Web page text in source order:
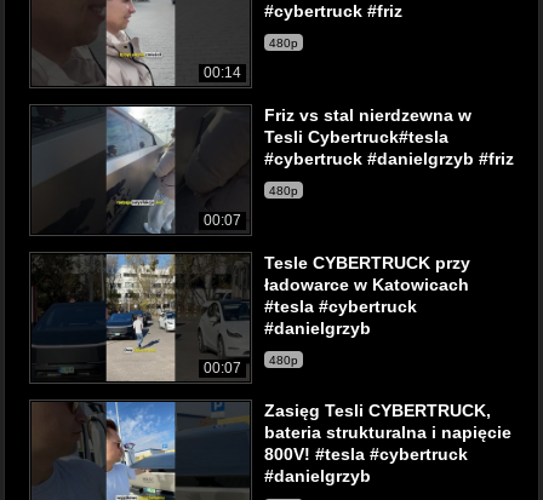
00:14
#cybertruck #friz
480p
00:07
Friz vs stal nierdzewna w
Tesli Cybertruck#tesla
#cybertruck #danielgrzyb #friz
480p
00:07
Tesle CYBERTRUCK przy
ładowarce w Katowicach
#tesla #cybertruck
#danielgrzyb
480p
Zasięg Tesli CYBERTRUCK,
bateria strukturalna i napięcie
800V! #tesla #cybertruck
#danielgrzyb